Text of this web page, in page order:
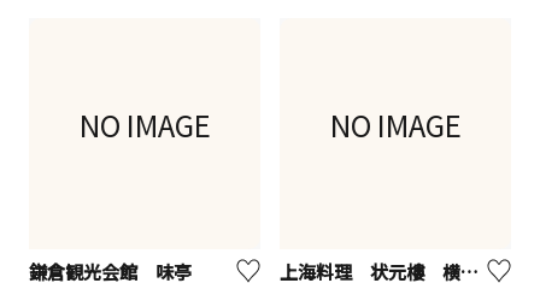
NO IMAGE
鎌倉観光会館 味亭
NO IMAGE
上海料理 状元樓 横浜中華街本店